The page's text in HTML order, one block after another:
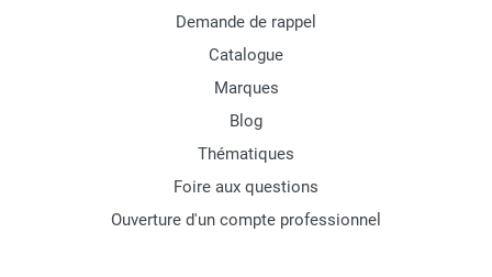
Demande de rappel
Catalogue
Marques
Blog
Thématiques
Foire aux questions
Ouverture d'un compte professionnel